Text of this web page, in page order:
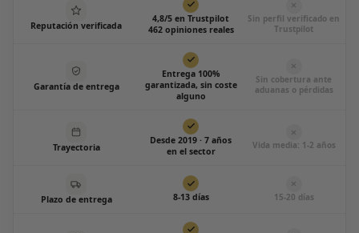
Reputación verificada
4,8/5 en Trustpilot
462 opiniones reales
Sin perfil verificado en
Trustpilot
Garantía de entrega
Entrega 100%
garantizada, sin coste
alguno
Sin cobertura ante
aduanas o pérdidas
Trayectoria
Desde 2019 · 7 años
en el sector
Vida media: 1-2 años
Plazo de entrega 8-13 días 15-20 días